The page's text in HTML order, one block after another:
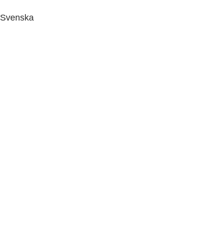
Svenska